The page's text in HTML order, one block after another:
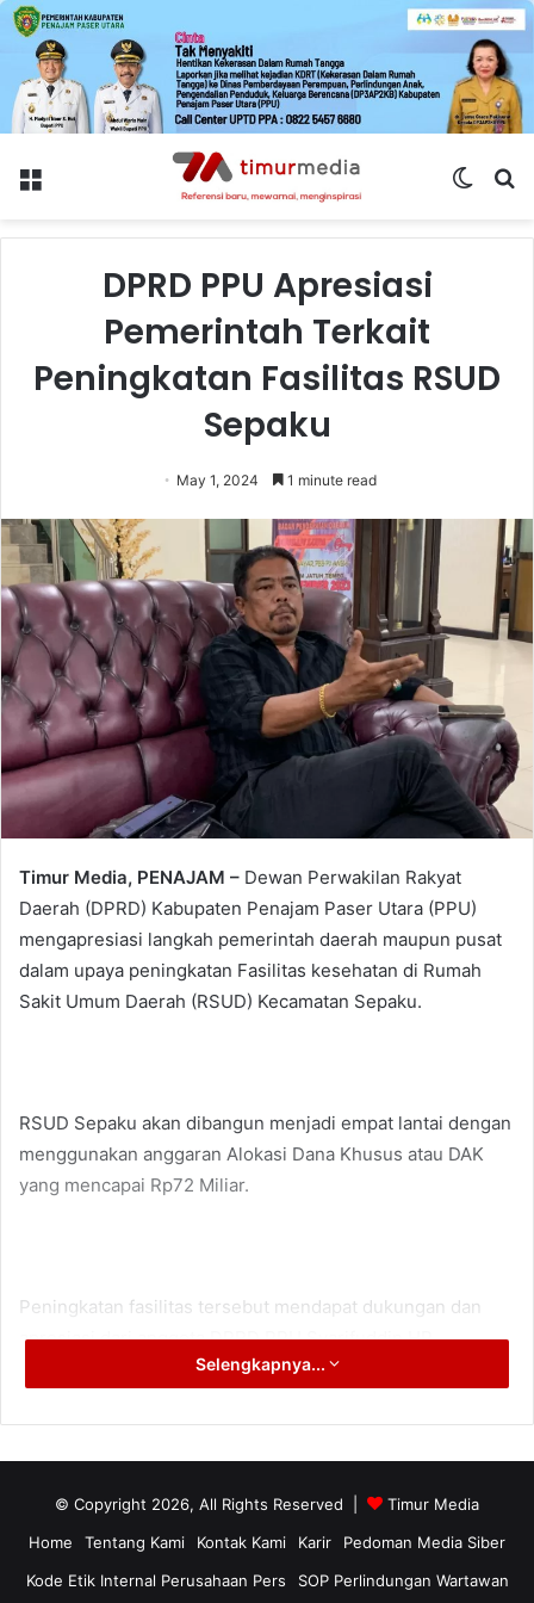
Menu
Switch
DPRD PPU Apresiasi
Pemerintah Terkait
Peningkatan Fasilitas RSUD
Sepaku
May 1, 2024 1 minute read
Timur Media, PENAJAM – Dewan Perwakilan Rakyat
Daerah (DPRD) Kabupaten Penajam Paser Utara (PPU)
mengapresiasi langkah pemerintah daerah maupun pusat
dalam upaya peningkatan Fasilitas kesehatan di Rumah
Sakit Umum Daerah (RSUD) Kecamatan Sepaku.
RSUD Sepaku akan dibangun menjadi empat lantai dengan
menggunakan anggaran Alokasi Dana Khusus atau DAK
yang mencapai Rp72 Miliar.
Peningkatan fasilitas tersebut mendapat dukungan dan
apresiasi dari anggota DPRD PPU Syarifuddin HR.
“Kami apresiasi langkah pemerintah daerah dan pusat
yang telah memberi perhatian khusus terhadap pelayanan
Selengkapnya...
© Copyright 2026, All Rights Reserved |
Timur Media
Home
Tentang Kami Kontak Kami Karir
Pedoman Media Siber
Kode Etik Internal Perusahaan Pers
SOP Perlindungan Wartawan